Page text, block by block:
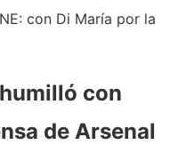
con
de Arsenal